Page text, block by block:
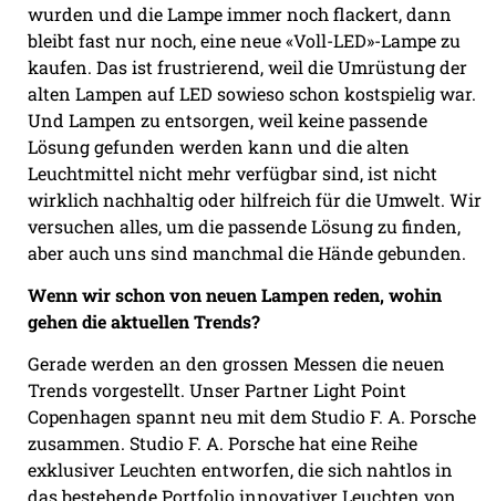
wurden und die Lampe immer noch flackert, dann
bleibt fast nur noch, eine neue «Voll-LED»-Lampe zu
kaufen. Das ist frustrierend, weil die Umrüstung der
alten Lampen auf LED sowieso schon kostspielig war.
Und Lampen zu entsorgen, weil keine passende
Lösung gefunden werden kann und die alten
Leuchtmittel nicht mehr verfügbar sind, ist nicht
wirklich nachhaltig oder hilfreich für die Umwelt. Wir
versuchen alles, um die passende Lösung zu finden,
aber auch uns sind manchmal die Hände gebunden.
Wenn wir schon von neuen Lampen reden, wohin
gehen die aktuellen Trends?
Gerade werden an den grossen Messen die neuen
Trends vorgestellt. Unser Partner Light Point
Copenhagen spannt neu mit dem Studio F. A. Porsche
zusammen. Studio F. A. Porsche hat eine Reihe
exklusiver Leuchten entworfen, die sich nahtlos in